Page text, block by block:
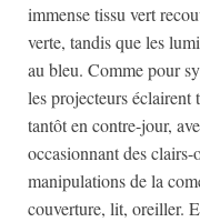
immense tissu vert
verte, tandis que les
au bleu. Comme pour
les projecteurs éclairent
tantôt en contre-jour,
occasionnant des
manipulations de la
couverture, lit, oreiller.